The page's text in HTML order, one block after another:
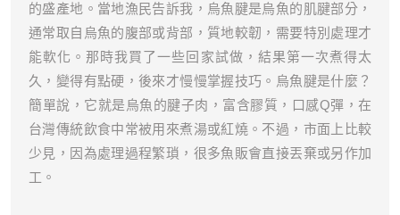
的盛產地。當地漁民告訴我，烏魚腱是烏魚的肌腱部分，
通常取自烏魚的腹部或背部，質地較韌，需要特別處理才
能軟化。那時我買了一些回家試做，結果第一次煮得太
久，變得有點硬，後來才慢慢掌握技巧。烏魚腱是什麼？
簡單說，它就是烏魚的腱子肉，富含膠質，口感Q彈，在
台灣傳統飲食中常被用來煮湯或紅燒。不過，市面上比較
少見，因為處理過程繁瑣，很多魚販會直接丟棄或另作加
工。